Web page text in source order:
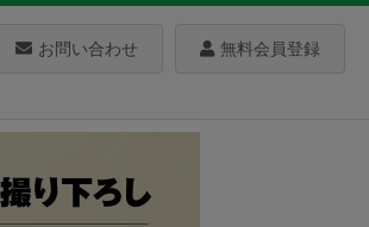
お問い合わせ 無料会員登録